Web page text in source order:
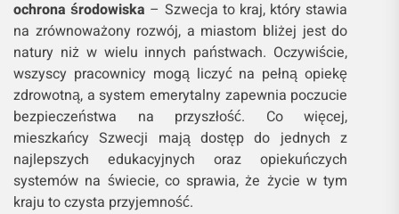
ochrona środowiska – Szwecja to kraj, który stawia
na zrównoważony rozwój, a miastom bliżej jest do
natury niż w wielu innych państwach. Oczywiście,
wszyscy pracownicy mogą liczyć na pełną opiekę
zdrowotną, a system emerytalny zapewnia poczucie
bezpieczeństwa na przyszłość. Co więcej,
mieszkańcy Szwecji mają dostęp do jednych z
najlepszych edukacyjnych oraz opiekuńczych
systemów na świecie, co sprawia, że życie w tym
kraju to czysta przyjemność.